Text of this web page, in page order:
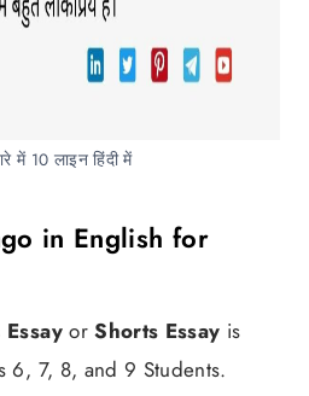
में 10 लाइन हिंदी में
in English for
EssayorShorts Essay is
6, 7, 8, and 9 Students.